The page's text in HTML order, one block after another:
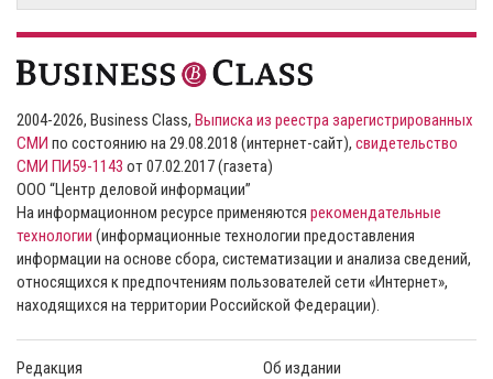
2004-2026, Business Class, Выписка из реестра зарегистрированных
СМИ по состоянию на 29.08.2018 (интернет-сайт), свидетельство
СМИ ПИ59-1143 от 07.02.2017 (газета)
ООО “Центр деловой информации”
На информационном ресурсе применяются рекомендательные
технологии (информационные технологии предоставления
информации на основе сбора, систематизации и анализа сведений,
относящихся к предпочтениям пользователей сети «Интернет»,
находящихся на территории Российской Федерации).
Редакция Об издании